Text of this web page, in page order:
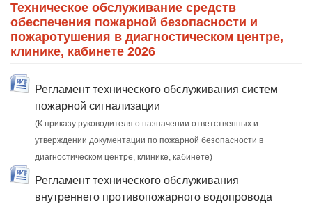
Техническое обслуживание средств
обеспечения пожарной безопасности и
пожаротушения в диагностическом центре,
клинике, кабинете 2026
Регламент технического обслуживания систем
пожарной сигнализации
(К приказу руководителя о назначении ответственных и
утверждении документации по пожарной безопасности в
диагностическом центре, клинике, кабинете)
Регламент технического обслуживания
внутреннего противопожарного водопровода